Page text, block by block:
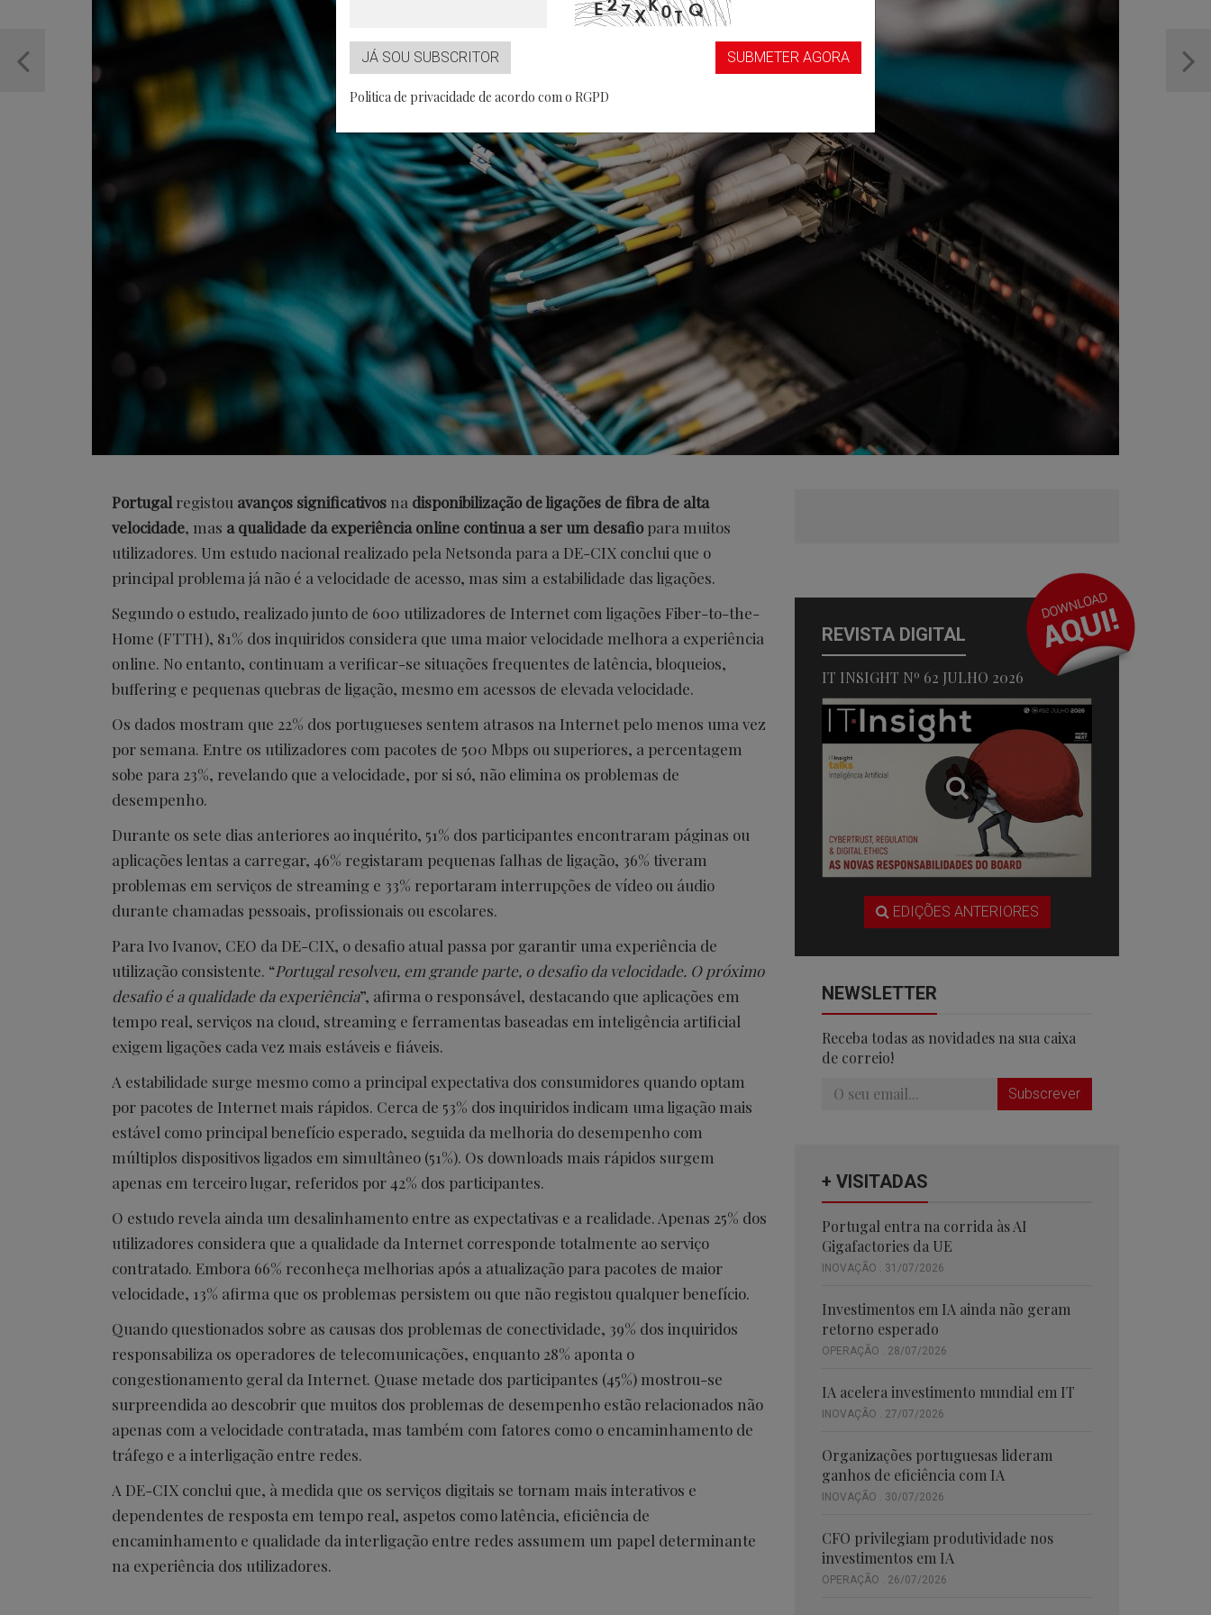
Partners
Portugal registou avanços significativos na disponibilização de ligações de fibra de alta
velocidade, mas a qualidade da experiência online continua a ser um desafiopara muitos
utilizadores. Um estudo nacional realizado pela Netsonda para a DE-CIX conclui que o
principal problema já não é a velocidade de acesso, mas sim a estabilidade das ligações.
Segundo o estudo, realizado junto de 600 utilizadores de Internet com ligações Fiber-to-the-
Home (FTTH), 81% dos inquiridos considera que uma maior velocidade melhora a experiência
online. No entanto, continuam a verificar-se situações frequentes de latência, bloqueios,
buffering e pequenas quebras de ligação, mesmo em acessos de elevada velocidade.
Os dados mostram que 22% dos portugueses sentem atrasos na Internet pelo menos uma vez
por semana. Entre os utilizadores com pacotes de 500 Mbps ou superiores, a percentagem
sobe para 23%, revelando que a velocidade, por si só, não elimina os problemas de
desempenho.
Durante os sete dias anteriores ao inquérito, 51% dos participantes encontraram páginas ou
aplicações lentas a carregar, 46% registaram pequenas falhas de ligação, 36% tiveram
problemas em serviços de streaming e 33% reportaram interrupções de vídeo ou áudio
durante chamadas pessoais, profissionais ou escolares.
Para Ivo Ivanov, CEO da DE-CIX, o desafio atual passa por garantir uma experiência de
utilização consistente. “Portugal resolveu, em grande parte, o desafio da velocidade. O próximo
desafio é a qualidade da experiência”, afirma o responsável, destacando que aplicações em
tempo real, serviços na cloud, streaming e ferramentas baseadas em inteligência artificial
exigem ligações cada vez mais estáveis e fiáveis.
A estabilidade surge mesmo como a principal expectativa dos consumidores quando optam
por pacotes de Internet mais rápidos. Cerca de 53% dos inquiridos indicam uma ligação mais
estável como principal benefício esperado, seguida da melhoria do desempenho com
múltiplos dispositivos ligados em simultâneo (51%). Os downloads mais rápidos surgem
apenas em terceiro lugar, referidos por 42% dos participantes.
O estudo revela ainda um desalinhamento entre as expectativas e a realidade. Apenas 25% dos
utilizadores considera que a qualidade da Internet corresponde totalmente ao serviço
contratado. Embora 66% reconheça melhorias após a atualização para pacotes de maior
velocidade, 13% afirma que os problemas persistem ou que não registou qualquer benefício.
Quando questionados sobre as causas dos problemas de conectividade, 39% dos inquiridos
responsabiliza os operadores de telecomunicações, enquanto 28% aponta o
congestionamento geral da Internet. Quase metade dos participantes (45%) mostrou-se
surpreendida ao descobrir que muitos dos problemas de desempenho estão relacionados não
apenas com a velocidade contratada, mas também com fatores como o encaminhamento de
tráfego e a interligação entre redes.
A DE-CIX conclui que, à medida que os serviços digitais se tornam mais interativos e
dependentes de resposta em tempo real, aspetos como latência, eficiência de
encaminhamento e qualidade da interligação entre redes assumem um papel determinante
na experiência dos utilizadores.
REVISTA DIGITAL
IT INSIGHT Nº 62 JULHO 2026
EDIÇÕES ANTERIORES
NEWSLETTER
Receba todas as novidades na sua caixa
de correio!
Subscrever
+ VISITADAS
Portugal entra na corrida às AI
Gigafactories da UE
INOVAÇÃO . 31/07/2026
Investimentos em IA ainda não geram
retorno esperado
OPERAÇÃO . 28/07/2026
IA acelera investimento mundial em IT
INOVAÇÃO . 27/07/2026
Organizações portuguesas lideram
ganhos de eficiência com IA
INOVAÇÃO . 30/07/2026
CFO privilegiam produtividade nos
investimentos em IA
OPERAÇÃO . 26/07/2026
JÁ SOU SUBSCRITOR SUBMETER AGORA
Politica de privacidade de acordo com o RGPD